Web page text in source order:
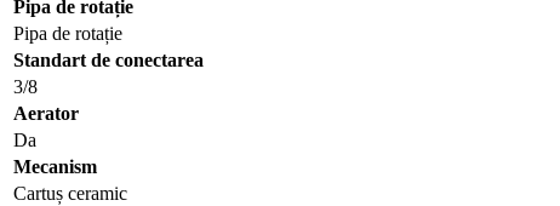
Pipa de rotație
Pipa de rotație
Standart de conectarea
3/8
Aerator
Da
Mecanism
Cartuș ceramic